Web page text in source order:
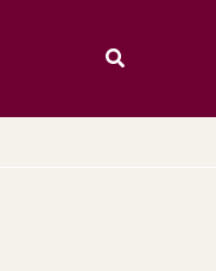
Rechercher